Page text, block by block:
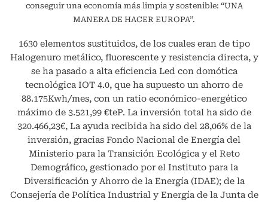
conseguir una economía más limpia y sostenible: “UNA
MANERA DE HACER EUROPA”.
1630 elementos sustituidos, de los cuales eran de tipo
Halogenuro metálico, fluorescente y resistencia directa, y
se ha pasado a alta eficiencia Led con domótica
tecnológica IOT 4.0, que ha supuesto un ahorro de
88.175Kwh/mes, con un ratio económico-energético
máximo de 3.521,99 €teP. La inversión total ha sido de
320.466,23€, La ayuda recibida ha sido del 28,06% de la
inversión, gracias Fondo Nacional de Energía del
Ministerio para la Transición Ecológica y el Reto
Demográfico, gestionado por el Instituto para la
Diversificación y Ahorro de la Energía (IDAE); de la
Consejería de Política Industrial y Energía de la Junta de